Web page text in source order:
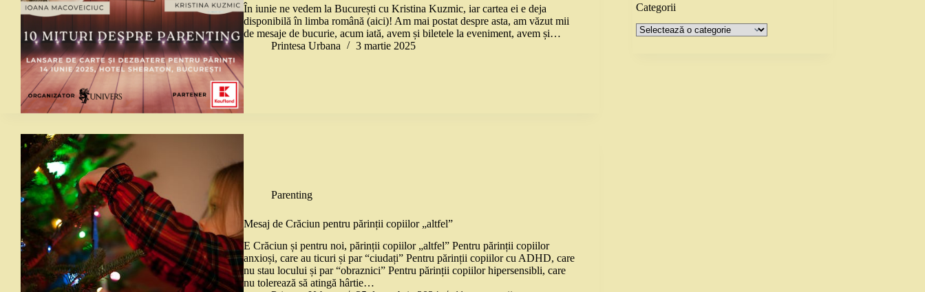
În iunie ne vedem la București cu Kristina Kuzmic, iar cartea ei e deja
disponibilă în limba română (aici)! Am mai postat despre asta, am văzut mii
de mesaje de bucurie, acum iată, avem și biletele la eveniment, avem și…
Printesa Urbana
3 martie 2025
Parenting
Mesaj de Crăciun pentru părinții copiilor „altfel”
E Crăciun și pentru noi, părinții copiilor „altfel” Pentru părinții copiilor
anxioși, care au ticuri și par “ciudați” Pentru părinții copiilor cu ADHD, care
nu stau locului și par “obraznici” Pentru părinții copiilor hipersensibli, care
nu tolerează să atingă hârtie…
Categorii
Categorii